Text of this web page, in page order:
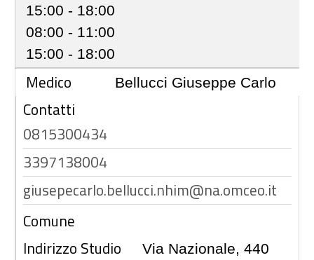
15:00 - 18:00
08:00 - 11:00
15:00 - 18:00
Medico Bellucci Giuseppe Carlo
Contatti
0815300434
3397138004
giusepecarlo.bellucci.nhim@na.omceo.it
Comune
Indirizzo Studio
Via Nazionale, 440